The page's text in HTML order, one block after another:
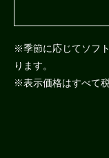
※季節に応じてソフ
ります。
※表示価格はすべて税